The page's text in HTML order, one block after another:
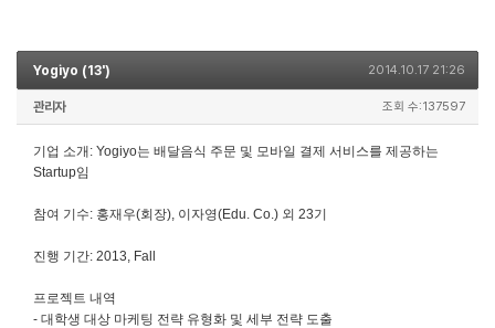
Yogiyo (13') 2014.10.17 21:26
관리자 조회 수:137597
기업 소개: Yogiyo는 배달음식 주문 및 모바일 결제 서비스를 제공하는
Startup임
참여 기수: 홍재우(회장), 이자영(Edu. Co.) 외 23기
진행 기간: 2013, Fall
프로젝트 내역
- 대학생 대상 마케팅 전략 유형화 및 세부 전략 도출